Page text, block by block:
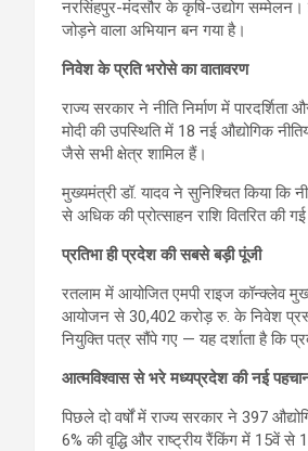
नरसिंहपुर-मंदसौर के कृषि-उद्योग सम्मेलन।
जोड़ने वाला अभियान बन गया है।
निवेश के प्रति भरोसे का वातावरण
राज्य सरकार ने नीति निर्माण में
मोदी की उपस्थिति में 18 नई औद्योगिक
जैसे सभी क्षेत्र शामिल हैं।
मुख्यमंत्री डॉ. यादव ने सुनिश्चित किया कि
से अधिक की प्रोत्साहन राशि वितरित की
प्रतिभा ही प्रदेश की सबसे बड़ी पूंजी
रतलाम में आयोजित एमपी राइज कॉन्क्लेव
आयोजन से 30,402 करोड़ रु. के निवेश
नियुक्ति पत्र सौंपे गए — यह दर्शाता है कि
आत्मविश्वास से भरे मध्यप्रदेश की नई
पिछले दो वर्षों में राज्य सरकार ने 397
6% की वृद्धि और राष्ट्रीय रैंकिंग में 15वें